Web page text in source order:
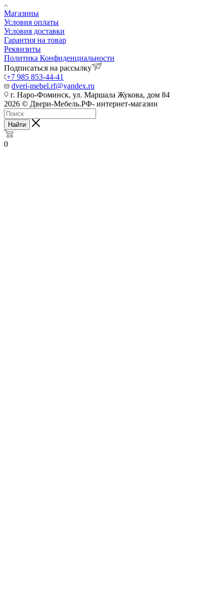
Магазины
Условия оплаты
Условия доставки
Гарантия на товар
Реквизиты
Политика Конфиденциальности
Подписаться на рассылку
+7 985 853-44-41
dveri-mebel.rf@yandex.ru
г. Наро-Фоминск, ул. Маршала Жукова, дом 84
2026 © Двери-Мебель.РФ- интернет-магазин
Найти
0